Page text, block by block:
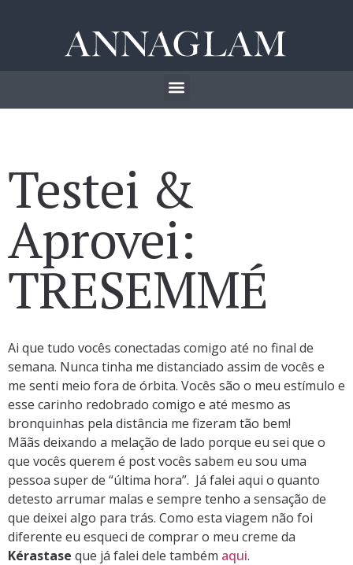
Testei &
Aprovei:
TRESEMMÉ
Ai que tudo vocês conectadas comigo até no final de
semana. Nunca tinha me distanciado assim de vocês e
me senti meio fora de órbita. Vocês são o meu estímulo e
esse carinho redobrado comigo e até mesmo as
bronquinhas pela distância me fizeram tão bem!
Mããs deixando a melação de lado porque eu sei que o
que vocês querem é post vocês sabem eu sou uma
pessoa super de “última hora”. Já falei aqui o quanto
detesto arrumar malas e sempre tenho a sensação de
que deixei algo para trás. Como esta viagem não foi
diferente eu esqueci de comprar o meu creme da
Kérastase que já falei dele também aqui.